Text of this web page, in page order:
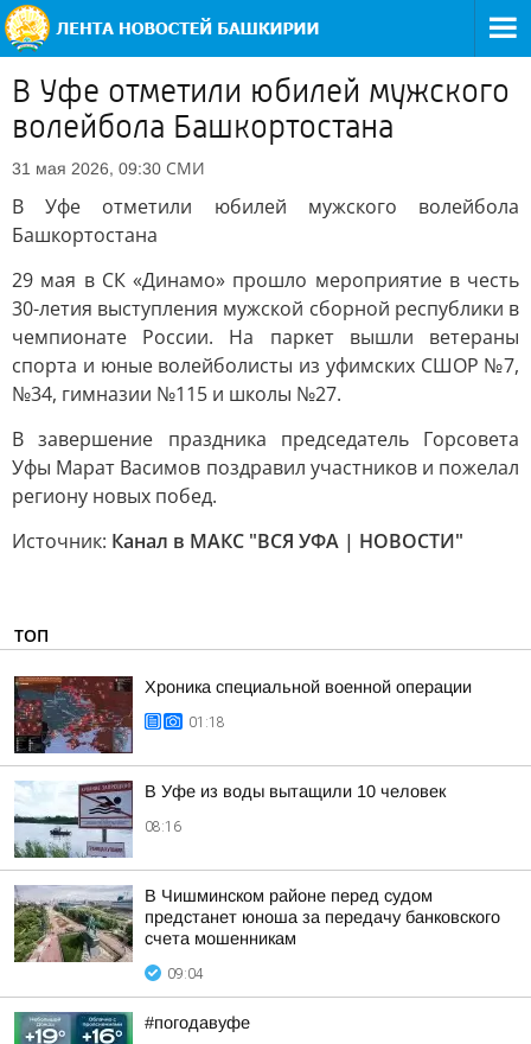
В Уфе отметили юбилей мужского
волейбола Башкортостана
31 мая 2026, 09:30 СМИ
В Уфе отметили юбилей мужского волейбола
Башкортостана
29 мая в СК «Динамо» прошло мероприятие в честь
30-летия выступления мужской сборной республики в
чемпионате России. На паркет вышли ветераны
спорта и юные волейболисты из уфимских СШОР №7,
№34, гимназии №115 и школы №27.
В завершение праздника председатель Горсовета
Уфы Марат Васимов поздравил участников и пожелал
региону новых побед.
Источник: Канал в МАКС "ВСЯ УФА | НОВОСТИ"
ТОП
Хроника специальной военной операции
01:18
В Уфе из воды вытащили 10 человек
08:16
В Чишминском районе перед судом
предстанет юноша за передачу банковского
счета мошенникам
09:04
#погодавуфе